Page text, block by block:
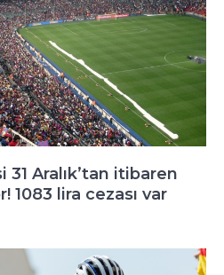
Aralık’tan itibaren
1083 lira cezası var